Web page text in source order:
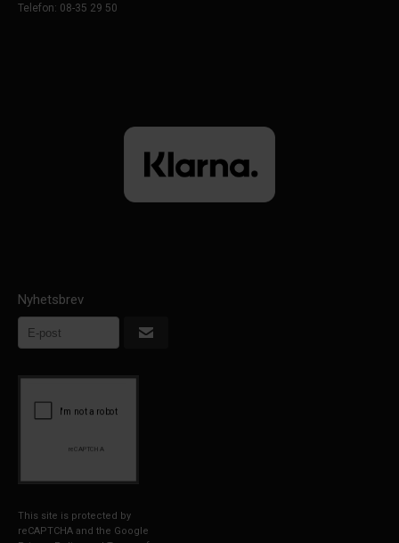
Telefon: 08-35 29 50
Nyhetsbrev
This site is protected by
reCAPTCHA and the Google